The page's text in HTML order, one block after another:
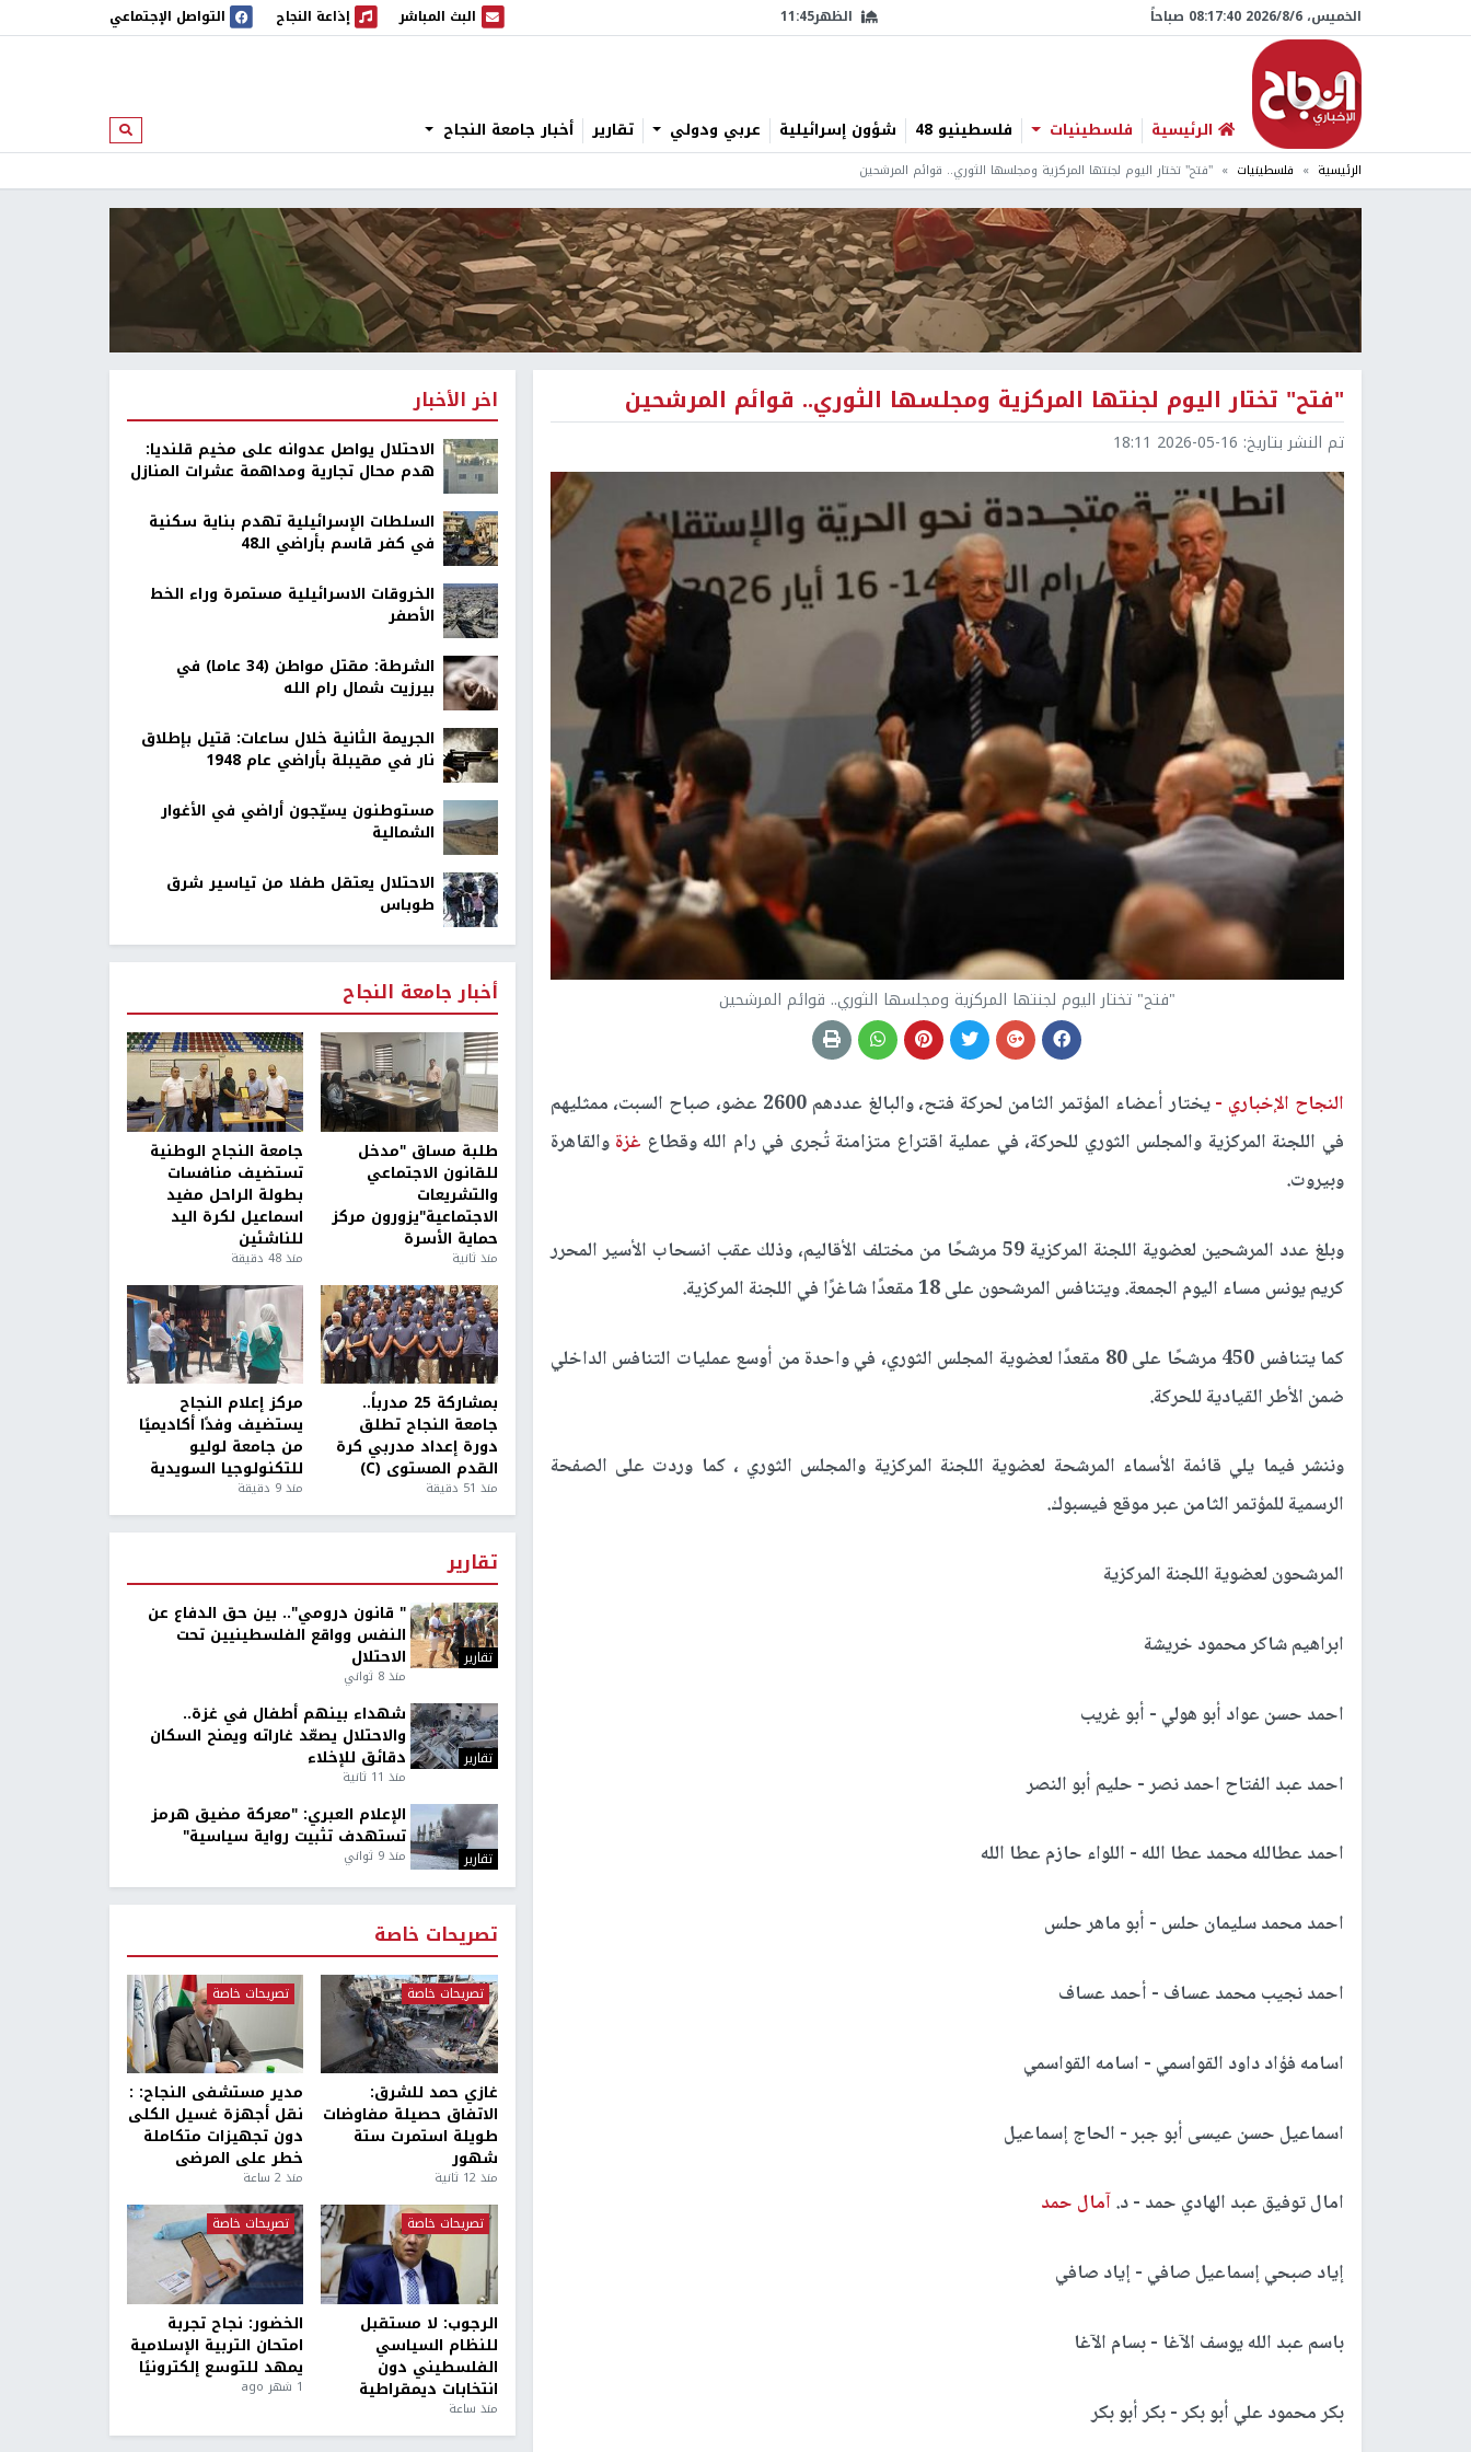
الخميس، 6/‏8/‏2026 08:17:42 صباحاً الظهر11:45 البث المباشر
البث المباشر إذاعة النجاح
إذاعة النجاح التواصل الإجتماعي
الرئيسية فلسطينيات فلسطينيو 48 شؤون إسرائيلية عربي ودولي تقارير أخبار جامعة النجاح ابحث
الرئيسية فلسطينيات "فتح" تختار اليوم لجنتها المركزية ومجلسها الثوري.. قوائم المرشحين
"فتح" تختار اليوم لجنتها المركزية ومجلسها الثوري.. قوائم المرشحين
تم النشر بتاريخ: 2026-05-16 18:11
"فتح" تختار اليوم لجنتها المركزية ومجلسها الثوري.. قوائم المرشحين
النجاح الإخباري -
يختار أعضاء المؤتمر الثامن لحركة فتح، والبالغ عددهم 2600 عضو، صباح السبت، ممثليهم
في اللجنة المركزية والمجلس الثوري للحركة، في عملية اقتراع متزامنة تُجرى في رام الله وقطاع غزة والقاهرة
وبيروت.
وبلغ عدد المرشحين لعضوية اللجنة المركزية 59 مرشحًا من مختلف الأقاليم، وذلك عقب انسحاب الأسير المحرر
كريم يونس مساء اليوم الجمعة. ويتنافس المرشحون على 18 مقعدًا شاغرًا في اللجنة المركزية.
كما يتنافس 450 مرشحًا على 80 مقعدًا لعضوية المجلس الثوري، في واحدة من أوسع عمليات التنافس الداخلي
ضمن الأطر القيادية للحركة.
وننشر فيما يلي قائمة الأسماء المرشحة لعضوية اللجنة المركزية والمجلس الثوري ، كما وردت على الصفحة
الرسمية للمؤتمر الثامن عبر موقع فيسبوك.
المرشحون لعضوية اللجنة المركزية
ابراهيم شاكر محمود خريشة
احمد حسن عواد أبو هولي - أبو غريب
احمد عبد الفتاح احمد نصر - حليم أبو النصر
احمد عطالله محمد عطا الله - اللواء حازم عطا الله
احمد محمد سليمان حلس - أبو ماهر حلس
احمد نجيب محمد عساف - أحمد عساف
اسامه فؤاد داود القواسمي - اسامه القواسمي
اسماعيل حسن عيسى أبو جبر - الحاج إسماعيل
امال توفيق عبد الهادي حمد - د.آمال حمد
إياد صبحي إسماعيل صافي - إياد صافي
باسم عبد الله يوسف الآغا - بسام الآغا
بكر محمود علي أبو بكر - بكر أبو بكر
اخر الأخبار
الاحتلال يواصل عدوانه على مخيم قلنديا:
هدم محال تجارية ومداهمة عشرات المنازل
السلطات الإسرائيلية تهدم بناية سكنية
في كفر قاسم بأراضي الـ48
الخروقات الاسرائيلية مستمرة وراء الخط
الأصفر
الشرطة: مقتل مواطن (34 عاما) في
بيرزيت شمال رام الله
الجريمة الثانية خلال ساعات: قتيل بإطلاق
نار في مقيبلة بأراضي عام 1948
مستوطنون يسيّجون أراضي في الأغوار
الشمالية
الاحتلال يعتقل طفلا من تياسير شرق
طوباس
أخبار جامعة النجاح
طلبة مساق "مدخل
للقانون الاجتماعي
والتشريعات
الاجتماعية"يزورون مركز
حماية الأسرة
منذ ثانية
جامعة النجاح الوطنية
تستضيف منافسات
بطولة الراحل مفيد
اسماعيل لكرة اليد
للناشئين
منذ 48 دقيقة
بمشاركة 25 مدرباً..
جامعة النجاح تطلق
دورة إعداد مدربي كرة
القدم المستوى (C)
منذ 51 دقيقة
مركز إعلام النجاح
يستضيف وفدًا أكاديميًا
من جامعة لوليو
للتكنولوجيا السويدية
منذ 9 دقيقة
تقارير
تقارير
" قانون درومي".. بين حق الدفاع عن
النفس وواقع الفلسطينيين تحت
الاحتلال
منذ 8 ثواني
تقارير
شهداء بينهم أطفال في غزة..
والاحتلال يصعّد غاراته ويمنح السكان
دقائق للإخلاء
منذ 11 ثانية
تقارير
الإعلام العبري: "معركة مضيق هرمز
تستهدف تثبيت رواية سياسية"
منذ 9 ثواني
تصريحات خاصة
تصريحات خاصة
غازي حمد للشرق:
الاتفاق حصيلة مفاوضات
طويلة استمرت ستة
شهور
منذ 12 ثانية
تصريحات خاصة
مدير مستشفى النجاح: :
نقل أجهزة غسيل الكلى
دون تجهيزات متكاملة
خطر على المرضى
منذ 2 ساعة
تصريحات خاصة
الرجوب: لا مستقبل
للنظام السياسي
الفلسطيني دون
انتخابات ديمقراطية
منذ ساعة
تصريحات خاصة
الخضور: نجاح تجربة
امتحان التربية الإسلامية
يمهد للتوسع إلكترونيًا
1 شهر ago